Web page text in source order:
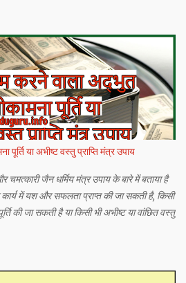
पूर्ति या अभीष्ट वस्तु प्राप्ति मंत्र उपाय
जैन धर्मिय मंत्र उपाय के बारे में बताया है
में यश और सफलता प्राप्त की जा सकती है, किसी
की जा सकती है या किसी भी अभीष्ट या वांछित वस्तु